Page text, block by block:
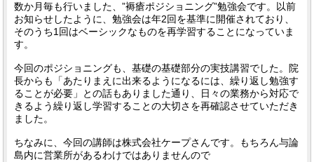
数か月毎も行いました、”褥瘡ポジショニング”勉強会です。以前
お知らせしたように、勉強会は年2回を基準に開催されており、
そのうち1回はベーシックなものを再学習することになっていま
す。
今回のポジショニングも、基礎の基礎部分の実技講習でした。院
長からも「あたりまえに出来るようになるには、繰り返し勉強す
ることが必要」との話もありました通り、日々の業務から対応で
きるよう繰り返し学習することの大切さを再確認させていただき
ました。
ちなみに、今回の講師は株式会社ケープさんです。もちろん与論
島内に営業所があるわけではありませんので